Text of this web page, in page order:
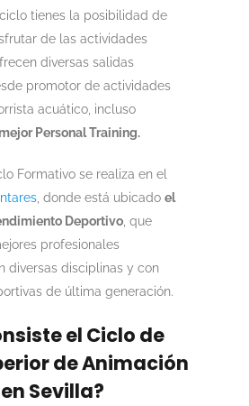
tienes la posibilidad de
de las actividades
diversas salidas
promotor de actividades
acuático, incluso
Personal Training.
Formativo se realiza en el
, donde está ubicado el
Deportivo, que
profesionales
diversas disciplinas y con
de última generación.
el Ciclo de
de Animación
Sevilla?